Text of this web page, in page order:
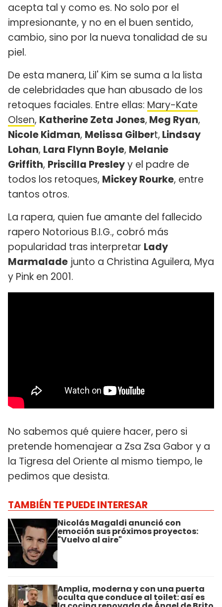
acepta tal y como es. No solo por el
impresionante, y no en el buen sentido,
cambio, sino por la nueva tonalidad de su
piel.
De esta manera, Lil' Kim se suma a la lista
de celebridades que han abusado de los
retoques faciales. Entre ellas: Mary-Kate
Olsen, Katherine Zeta Jones, Meg Ryan,
Nicole Kidman, Melissa Gilbert, Lindsay
Lohan, Lara Flynn Boyle, Melanie
Griffith, Priscilla Presleyy el padre de
todos los retoques, Mickey Rourke, entre
tantos otros.
La rapera, quien fue amante del fallecido
rapero Notorious B.I.G., cobró más
popularidad tras interpretar Lady
Marmalade junto a Christina Aguilera, Mya
y Pink en 2001.
No sabemos qué quiere hacer, pero si
pretende homenajear a Zsa Zsa Gabor y a
la Tigresa del Oriente al mismo tiempo, le
pedimos que desista.
TAMBIÉN TE PUEDE INTERESAR
Nicolás Magaldi anunció con
emoción sus próximos proyectos:
"Vuelvo al aire"
Amplia, moderna y con una puerta
oculta que conduce al toilet: así es